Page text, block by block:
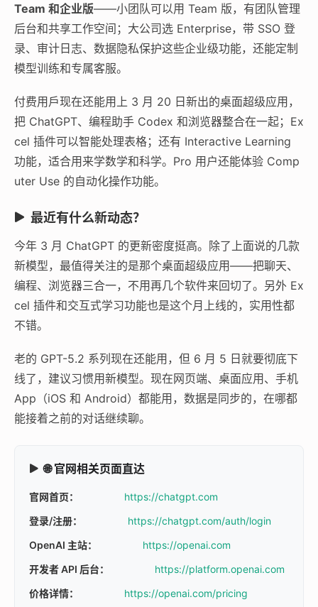
Team 和企业版——小团队可以用 Team 版，有团队管理
后台和共享工作空间；大公司选 Enterprise，带 SSO 登
录、审计日志、数据隐私保护这些企业级功能，还能定制
模型训练和专属客服。
付费用戶现在还能用上 3 月 20 日新出的桌面超级应用，
把 ChatGPT、编程助手 Codex 和浏览器整合在一起；Ex
cel 插件可以智能处理表格；还有 Interactive Learning
功能，适合用来学数学和科学。Pro 用户还能体验 Comp
uter Use 的自动化操作功能。
最近有什么新动态？
今年 3 月 ChatGPT 的更新密度挺高。除了上面说的几款
新模型，最值得关注的是那个桌面超级应用——把聊天、
编程、浏览器三合一，不用再几个软件来回切了。另外 Ex
cel 插件和交互式学习功能也是这个月上线的，实用性都
不错。
老的 GPT-5.2 系列现在还能用，但 6 月 5 日就要彻底下
线了，建议习惯用新模型。现在网页端、桌面应用、手机
App（iOS 和 Android）都能用，数据是同步的，在哪都
能接着之前的对话继续聊。
🌐 官网相关页面直达
官网首页：
https://chatgpt.com
登录/注册：
https://chatgpt.com/auth/login
OpenAI 主站：
https://openai.com
开发者 API 后台：
https://platform.openai.com
价格详情：
https://openai.com/pricing